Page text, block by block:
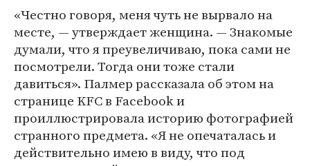
«Честно говоря, меня чуть не вырвало на
месте, — утверждает женщина. — Знакомые
думали, что я преувеличиваю, пока сами не
посмотрели. Тогда они тоже стали
давиться». Палмер рассказала об этом на
странице KFC в Facebook и
проиллюстрировала историю фотографией
странного предмета. «Я не опечаталась и
действительно имею в виду, что под